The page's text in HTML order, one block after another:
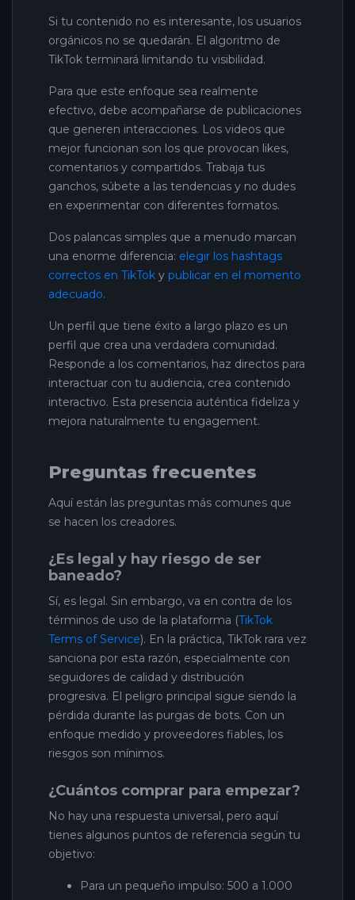
Si tu contenido no es interesante, los usuarios
orgánicos no se quedarán. El algoritmo de
TikTok terminará limitando tu visibilidad.
Para que este enfoque sea realmente
efectivo, debe acompañarse de publicaciones
que generen interacciones. Los videos que
mejor funcionan son los que provocan likes,
comentarios y compartidos. Trabaja tus
ganchos, súbete a las tendencias y no dudes
en experimentar con diferentes formatos.
Dos palancas simples que a menudo marcan
una enorme diferencia: elegir los hashtags
correctos en TikTok y publicar en el momento
adecuado.
Un perfil que tiene éxito a largo plazo es un
perfil que crea una verdadera comunidad.
Responde a los comentarios, haz directos para
interactuar con tu audiencia, crea contenido
interactivo. Esta presencia auténtica fideliza y
mejora naturalmente tu engagement.
Preguntas frecuentes
Aquí están las preguntas más comunes que
se hacen los creadores.
¿Es legal y hay riesgo de ser
baneado?
Sí, es legal. Sin embargo, va en contra de los
términos de uso de la plataforma (TikTok
Terms of Service). En la práctica, TikTok rara vez
sanciona por esta razón, especialmente con
seguidores de calidad y distribución
progresiva. El peligro principal sigue siendo la
pérdida durante las purgas de bots. Con un
enfoque medido y proveedores fiables, los
riesgos son mínimos.
¿Cuántos comprar para empezar?
No hay una respuesta universal, pero aquí
tienes algunos puntos de referencia según tu
objetivo:
Para un pequeño impulso: 500 a 1.000